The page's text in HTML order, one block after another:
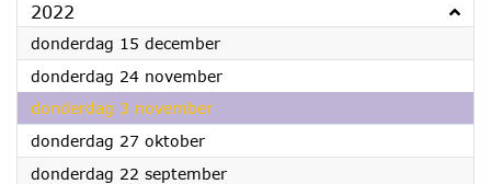
2022
donderdag 15 december2022
donderdag 24 november2022
donderdag 3 november2022
donderdag 27 oktober2022
donderdag 22 september2022